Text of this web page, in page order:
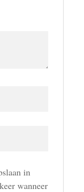
in
wanneer